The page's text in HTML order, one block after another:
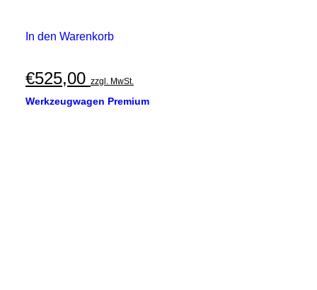
In den Warenkorb
€525,00 zzgl. MwSt.
Werkzeugwagen Premium